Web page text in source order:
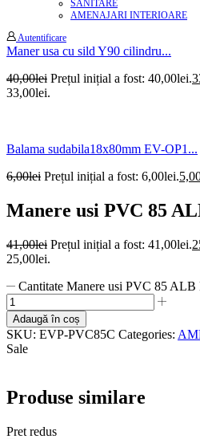
SANITARE
AMENAJARI INTERIOARE
Autentificare
Maner usa cu sild Y90 cilindru...
40,00lei Prețul inițial a fost: 40,00lei.
33,00lei.
Balama sudabila18x80mm EV-OP1...
6,00lei Prețul inițial a fost: 6,00lei.
Manere usi PVC 85
41,00lei Prețul inițial a fost: 41,00lei.
25,00lei.
Cantitate Manere usi PVC 85
Adaugă în coș
SKU: EVP-PVC85C Categories:
Sale
Produse similare
Pret redus